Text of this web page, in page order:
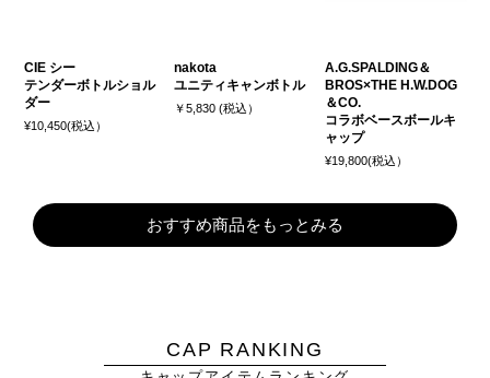
CIE シー
テンダーボトルショル
ダー
¥10,450(税込）
nakota
ユニティキャンボトル
￥5,830 (税込）
A.G.SPALDING＆
BROS×THE H.W.DOG
＆CO.
コラボベースボールキ
ャップ
¥19,800(税込）
おすすめ商品をもっとみる
CAP RANKING